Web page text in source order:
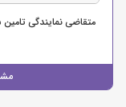
متقاضی نمایندگی